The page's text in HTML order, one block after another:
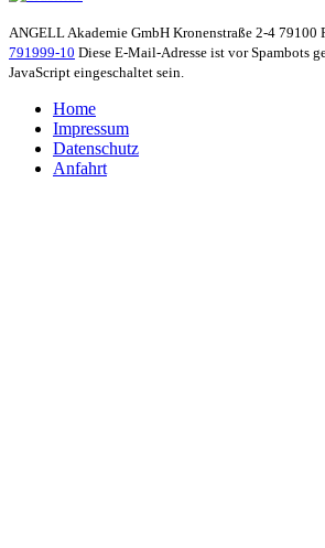
ANGELL Akademie GmbH Kronenstraße 2-4 79100
791999-10 Diese E-Mail-Adresse ist vor Spambots
JavaScript eingeschaltet sein.
Home
Impressum
Datenschutz
Anfahrt